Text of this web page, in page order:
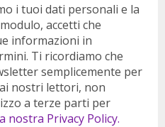
i tuoi dati personali e la
accetti che
informazioni in
Ti ricordiamo che
semplicemente per
nostri lettori, non
a terze parti per
nostra Privacy Policy.